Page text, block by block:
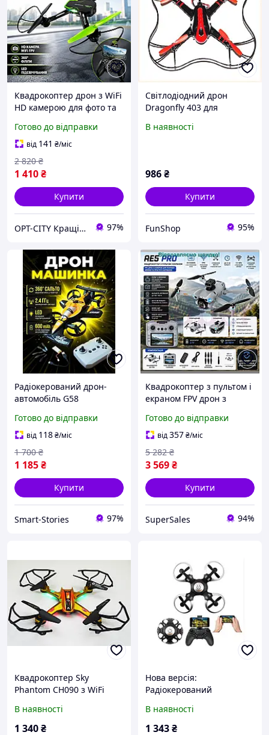
Квадрокоптер дрон з WiFi
HD камерою для фото та
політ LED підсвічування
360° фліпи FPV для
навчання Opt
Готово до відправки
від 141 ₴/міс
1 410₴
2 820 ₴
Купити
OPT-CITY Кращі ціни в інтернеті 97%
Світлодіодний дрон
Dragonfly 403 для
552C89B60
В наявності
986₴
Купити
FunShop 95%
Радіокерований дрон-
автомобіль G58
квадрокоптер для дрифту
35 км/год Іграшковий
дрон Формула 1.
Готово до відправки
від 118₴/міс
1 185₴
1 700 ₴
Купити
Smart-Stories 97%
Квадрокоптер з пультом і
екраном FPV дрон з
польотам і розваг з
функцією стабілізації
Готово до відправки
від357₴/міс
3 569₴
5 282 ₴
Купити
SuperSales 94%
Квадрокоптер Sky
Phantom CH090 з WiFi
вай фай камерою для
спостереження
В наявності
1 340₴
Нова версія:
Радіокерований
квадрокоптер Sirius Alpha
415 Classic з WI-FI
В наявності
1 343₴